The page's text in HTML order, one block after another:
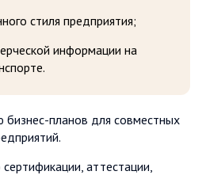
стиля предприятия;
информации на
бизнес-планов для совместных
аттестации,